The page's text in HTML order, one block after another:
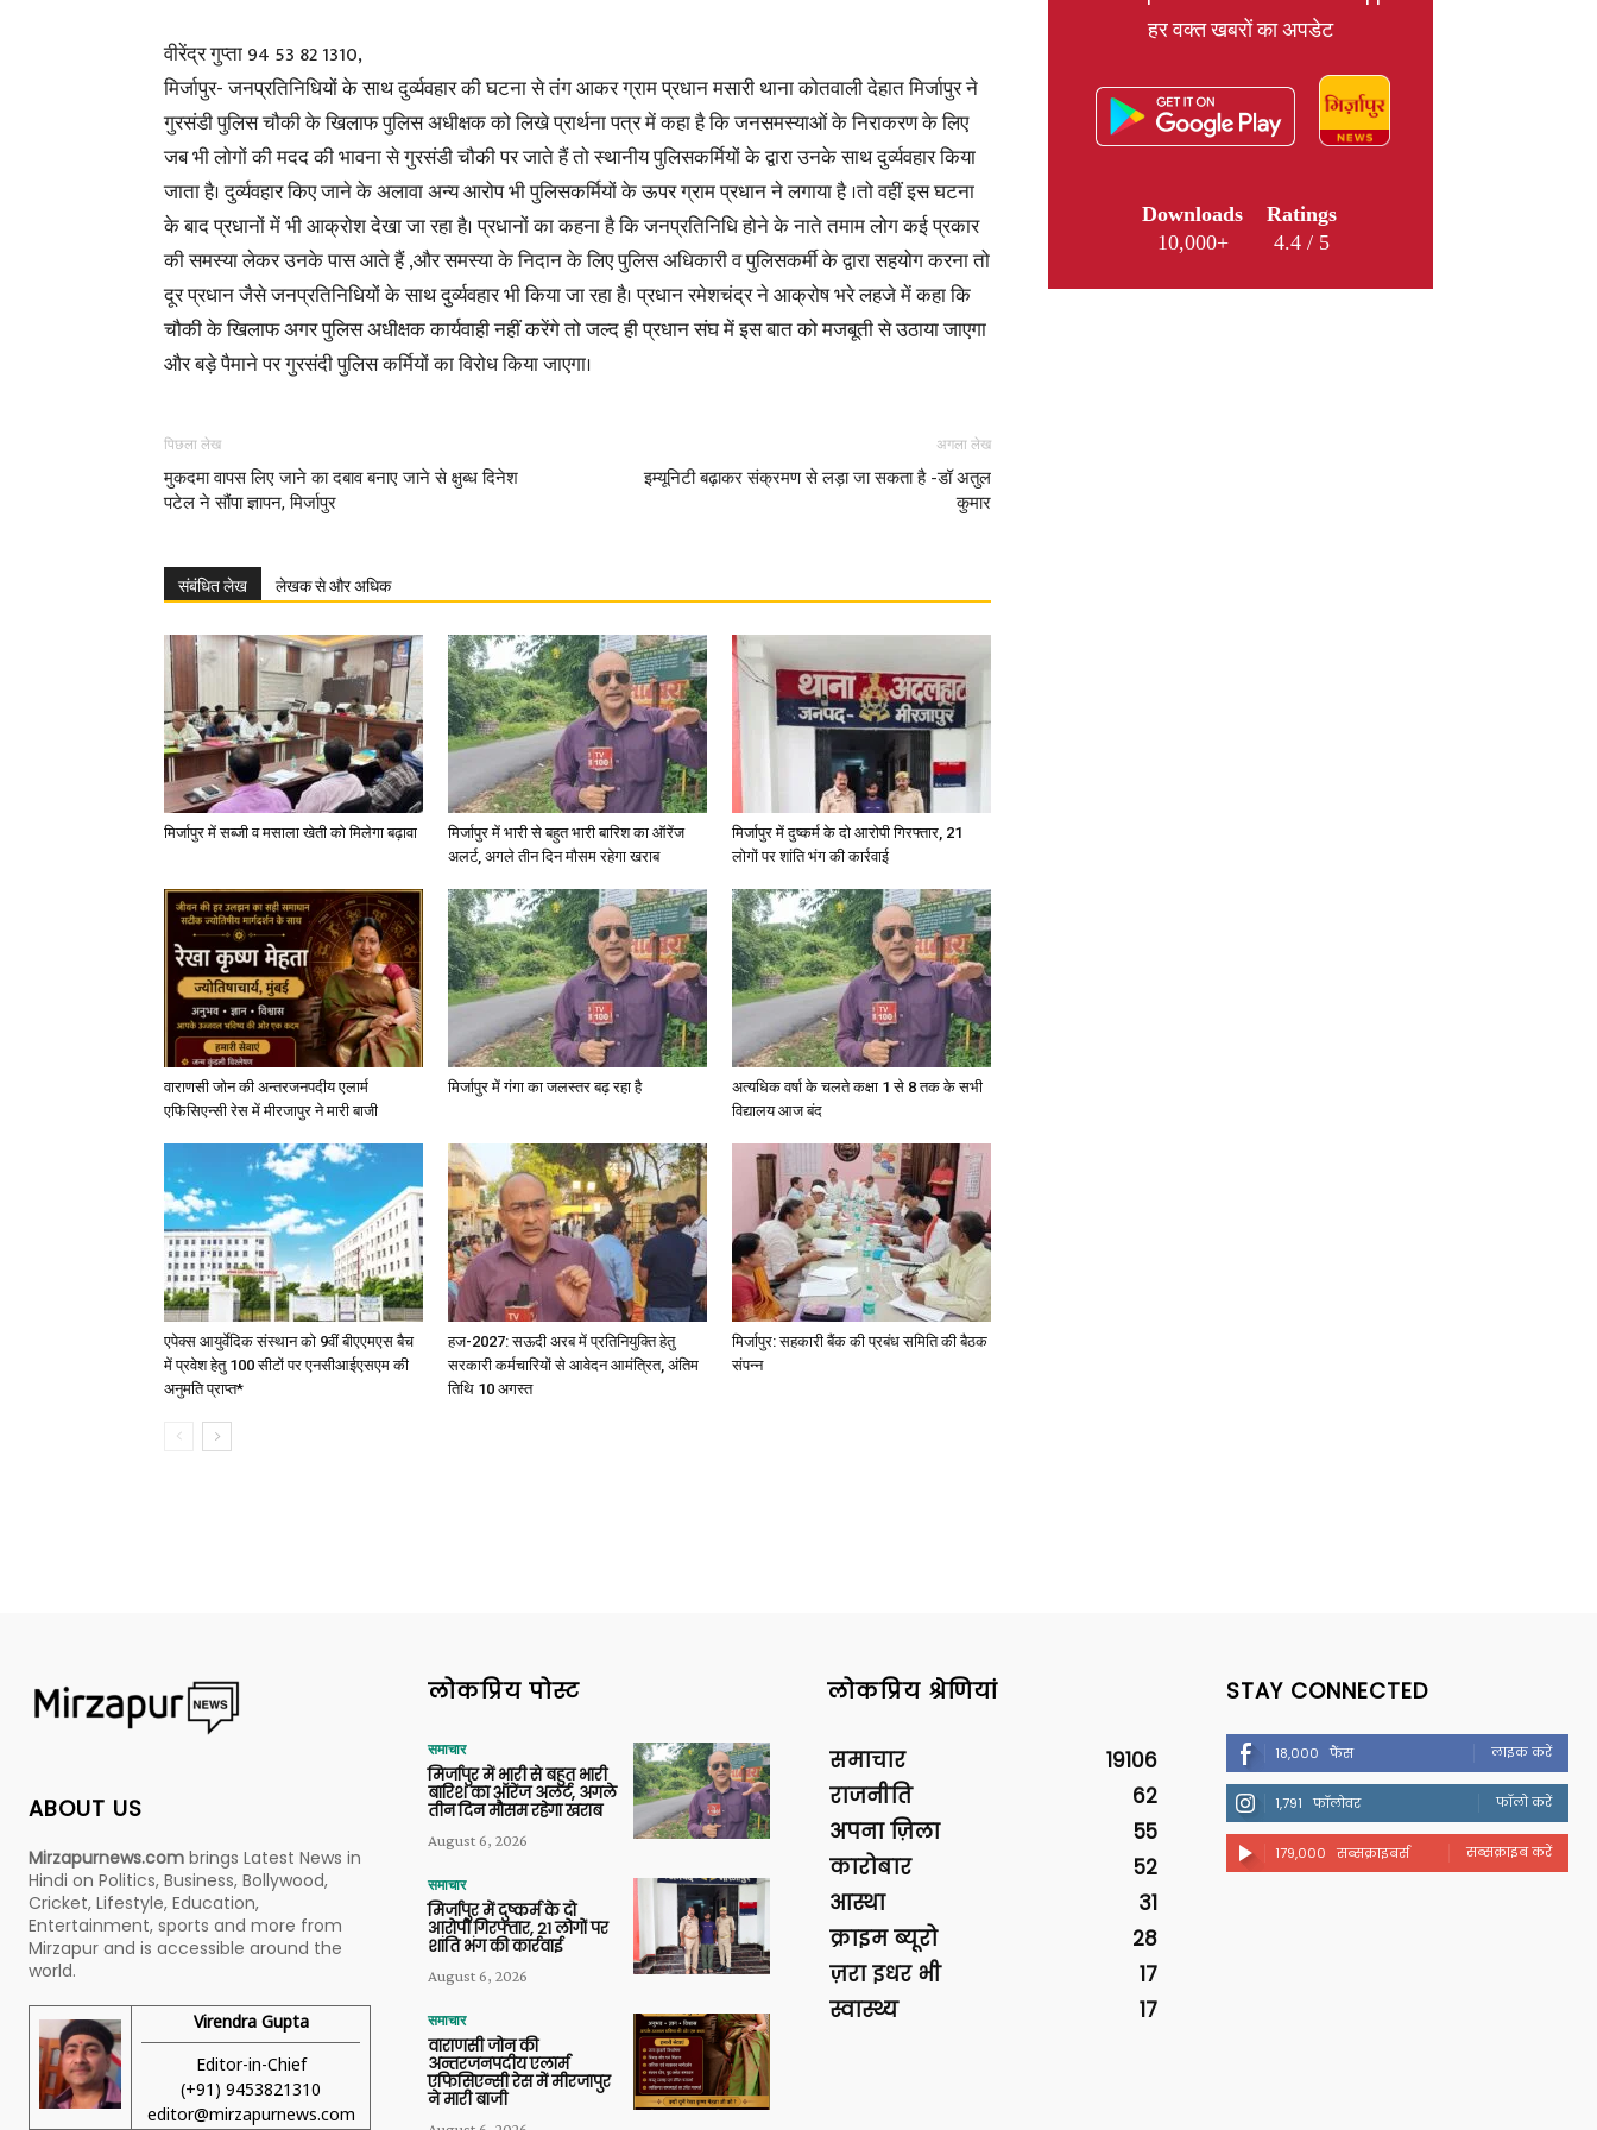
News,
Latest
in
Hindi,
Today
Hindi
News
वीरेंद्र गुप्ता 94 53 82 1310,
मिर्जापुर- जनप्रतिनिधियों के साथ दुर्व्यवहार की घटना से तंग आकर ग्राम प्रधान मसारी थाना कोतवाली देहात मिर्जापुर ने
गुरसंडी पुलिस चौकी के खिलाफ पुलिस अधीक्षक को लिखे प्रार्थना पत्र में कहा है कि जनसमस्याओं के निराकरण के लिए
जब भी लोगों की मदद की भावना से गुरसंडी चौकी पर जाते हैं तो स्थानीय पुलिसकर्मियों के द्वारा उनके साथ दुर्व्यवहार किया
जाता है। दुर्व्यवहार किए जाने के अलावा अन्य आरोप भी पुलिसकर्मियों के ऊपर ग्राम प्रधान ने लगाया है ।तो वहीं इस घटना
के बाद प्रधानों में भी आक्रोश देखा जा रहा है। प्रधानों का कहना है कि जनप्रतिनिधि होने के नाते तमाम लोग कई प्रकार
की समस्या लेकर उनके पास आते हैं ,और समस्या के निदान के लिए पुलिस अधिकारी व पुलिसकर्मी के द्वारा सहयोग करना तो
दूर प्रधान जैसे जनप्रतिनिधियों के साथ दुर्व्यवहार भी किया जा रहा है। प्रधान रमेशचंद्र ने आक्रोष भरे लहजे में कहा कि
चौकी के खिलाफ अगर पुलिस अधीक्षक कार्यवाही नहीं करेंगे तो जल्द ही प्रधान संघ में इस बात को मजबूती से उठाया जाएगा
और बड़े पैमाने पर गुरसंदी पुलिस कर्मियों का विरोध किया जाएगा।
पिछला लेख
मुकदमा वापस लिए जाने का दबाव बनाए जाने से क्षुब्ध दिनेश
पटेल ने सौंपा ज्ञापन, मिर्जापुर
अगला लेख
इम्यूनिटी बढ़ाकर संक्रमण से लड़ा जा सकता है -डॉ अतुल
कुमार
संबंधित लेख लेखक से और अधिक
मिर्जापुर में सब्जी व मसाला खेती को मिलेगा बढ़ावा
मिर्जापुर में भारी से बहुत भारी बारिश का ऑरेंज
अलर्ट, अगले तीन दिन मौसम रहेगा खराब
मिर्जापुर में दुष्कर्म के दो आरोपी गिरफ्तार, 21
लोगों पर शांति भंग की कार्रवाई
वाराणसी जोन की अन्तरजनपदीय एलार्म
एफिसिएन्सी रेस में मीरजापुर ने मारी बाजी
मिर्जापुर में गंगा का जलस्तर बढ़ रहा है
अत्यधिक वर्षा के चलते कक्षा 1 से 8 तक के सभी
विद्यालय आज बंद
एपेक्स आयुर्वेदिक संस्थान को 9वीं बीएएमएस बैच
में प्रवेश हेतु 100 सीटों पर एनसीआईएसएम की
अनुमति प्राप्त*
हज-2027: सऊदी अरब में प्रतिनियुक्ति हेतु
सरकारी कर्मचारियों से आवेदन आमंत्रित, अंतिम
तिथि 10 अगस्त
मिर्जापुर: सहकारी बैंक की प्रबंध समिति की बैठक
संपन्न
हर वक्त खबरों का अपडेट
Downloads
10,000+
Ratings
4.4 / 5
ABOUT US
Mirzapurnews.com brings Latest News in
Hindi on Politics, Business, Bollywood,
Cricket, Lifestyle, Education,
Entertainment, sports and more from
Mirzapur and is accessible around the
world.
Virendra Gupta
Editor-in-Chief
(+91) 9453821310
editor@mirzapurnews.com
लोकप्रिय पोस्ट
समाचार
मिर्जापुर में भारी से बहुत भारी
बारिश का ऑरेंज अलर्ट, अगले
तीन दिन मौसम रहेगा खराब
August 6, 2026
समाचार
मिर्जापुर में दुष्कर्म के दो
आरोपी गिरफ्तार, 21 लोगों पर
शांति भंग की कार्रवाई
August 6, 2026
समाचार
वाराणसी जोन की
अन्तरजनपदीय एलार्म
एफिसिएन्सी रेस में मीरजापुर
ने मारी बाजी
लोकप्रिय श्रेणियां
समाचार
19106
राजनीति
62
अपना ज़िला
55
कारोबार
52
आस्था
31
क्राइम ब्यूरो
28
ज़रा इधर भी
17
स्वास्थ्य
17
STAY CONNECTED
18,000 फैंस लाइक करें
1,791 फॉलोवर फॉलो करें
179,000 सब्सक्राइबर्स सब्सक्राइब करें